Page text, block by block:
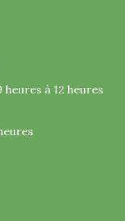
heures à 12 heures